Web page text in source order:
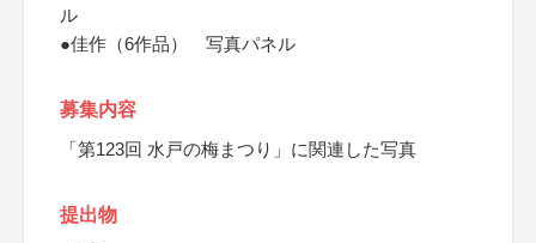
ル
●佳作（6作品） 写真パネル
募集内容
「第123回 水戸の梅まつり」に関連した写真
提出物